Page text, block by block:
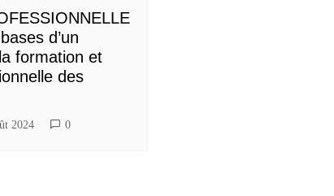
d’un
formation et
des
2024 0